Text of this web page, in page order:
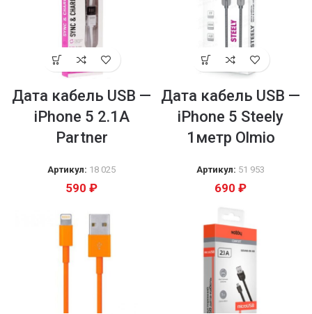
Дата кабель USB —
iPhone 5 2.1A
Partner
Артикул: 18 025
590 ₽
Дата кабель USB —
iPhone 5 Steely
1метр Olmio
Артикул: 51 953
690 ₽